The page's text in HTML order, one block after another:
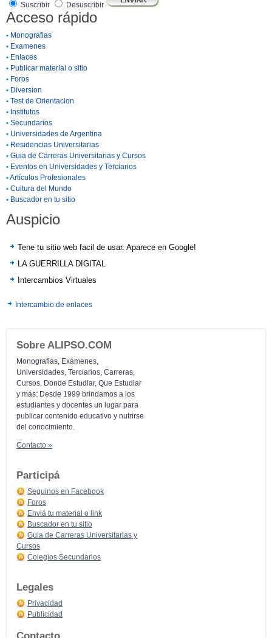
Suscribir Desuscribir
Acceso rápido
• Monografias
• Examenes
• Enlaces
• Publicar material o sitio
• Foros
• Diversion
• Test de Orientacion
• Institutos
• Secundarios
• Universidades de Argentina
• Residencias Universitarias
• Guia de Carreras Universitarias y Cursos
• Eventos en Universidades y Terciarios
•Artículos Profesionales
• Cultura del Mundo
• Buscador en tu sitio
Auspicio
Tene tu sitio web facil de usar. Aparece en Google!
LA GUERRILLA DIGITAL
Intercambios Virtuales
Intercambio de enlaces
Sobre ALIPSO.COM
Monografias, Exámenes,
Universidades, Terciarios, Carreras,
Cursos, Donde Estudiar, Que Estudiar
y más: Desde 1999 brindamos a los
estudiantes y docentes un lugar para
publicar contenido educativo y nutrirse
del conocimiento.
Contacto »
Participá
Seguinos en Facebook
Foros
Enviá tu material o link
Buscador en tu sitio
Guia de Carreras Universitarias y
Cursos
Colegios Secundarios
Legales
Privacidad
Publicidad
Contacto